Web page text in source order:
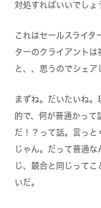
対処すればいいでしょ
これはセールスライタ
ターのクライアント
と、、思うのでシェア
まずね。だいたいね
的で、何が普通かって
だ！？って話。言っと
じゃん。だって普通
じ、競合と同じって
いだ。